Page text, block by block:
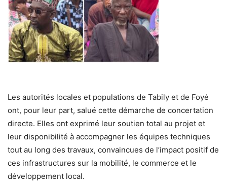
Les autorités locales et populations de Tabily et de Foyé
ont, pour leur part, salué cette démarche de concertation
directe. Elles ont exprimé leur soutien total au projet et
leur disponibilité à accompagner les équipes techniques
tout au long des travaux, convaincues de l’impact positif de
ces infrastructures sur la mobilité, le commerce et le
développement local.